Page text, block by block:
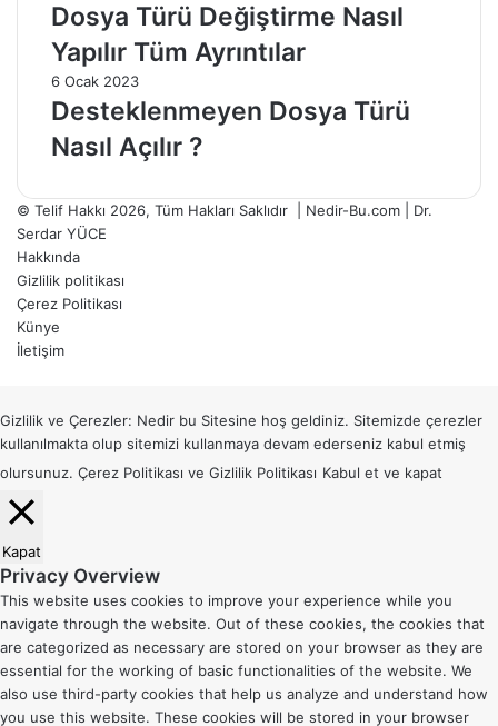
Dosya Türü Değiştirme Nasıl
Yapılır Tüm Ayrıntılar
6 Ocak 2023
Desteklenmeyen Dosya Türü
Nasıl Açılır ?
© Telif Hakkı 2026, Tüm Hakları Saklıdır | Nedir-Bu.com | Dr.
Serdar YÜCE
Hakkında
Gizlilik politikası
Çerez Politikası
Künye
İletişim
tuşu
Gizlilik ve Çerezler: Nedir bu Sitesine hoş geldiniz. Sitemizde çerezler
kullanılmakta olup sitemizi kullanmaya devam ederseniz kabul etmiş
olursunuz. Çerez Politikası ve Gizlilik Politikası Kabul et ve kapat
Kapat
Privacy Overview
This website uses cookies to improve your experience while you
navigate through the website. Out of these cookies, the cookies that
are categorized as necessary are stored on your browser as they are
essential for the working of basic functionalities of the website. We
also use third-party cookies that help us analyze and understand how
you use this website. These cookies will be stored in your browser